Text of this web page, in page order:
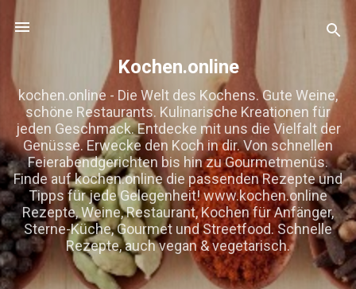
Direkt zum Hauptbereich
Kochen.online
kochen.online - Die Welt des Kochens. Gute Weine,
schöne Restaurants. Kulinarische Kreationen für
jeden Geschmack. Entdecke mit uns die Vielfalt der
Genüsse. Erwecke den Koch in dir. Von schnellen
Feierabendgerichten bis hin zu Gourmetmenüs.
Finde auf kochen.online die passenden Rezepte und
Tipps für jede Gelegenheit! www.kochen.online
Rezepte, Weine, Restaurant, Kochen für Anfänger,
Sterne-Küche, Gourmet und Streetfood. Schnelle
Rezepte, auch vegan & vegetarisch.